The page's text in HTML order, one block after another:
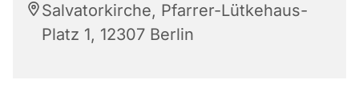
Salvatorkirche, Pfarrer-Lütkehaus-
Platz 1, 12307 Berlin